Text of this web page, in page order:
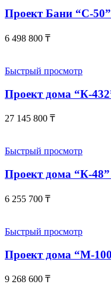
Проект Бани “С-
6 498 800 ₸
Быстрый просмотр
Проект дома “К-
27 145 800 ₸
Быстрый просмотр
Проект дома “К-
6 255 700 ₸
Быстрый просмотр
Проект дома “М-
9 268 600 ₸